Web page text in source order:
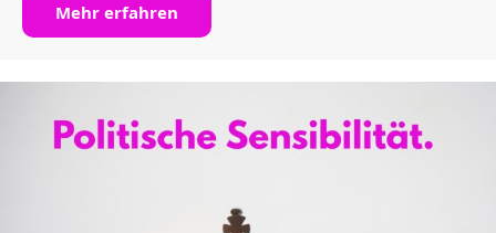
Mehr erfahren